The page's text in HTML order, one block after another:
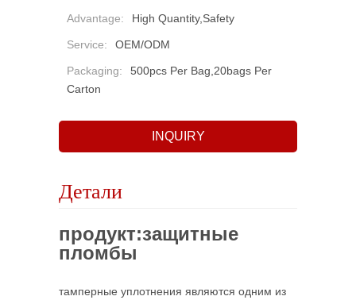
Advantage: High Quantity,safety
Service: OEM/ODM
Packaging:
500pcs Per Bag,20bags Per
Carton
INQUIRY
Детали
продукт:защитные
пломбы
тамперные уплотнения являются одним из